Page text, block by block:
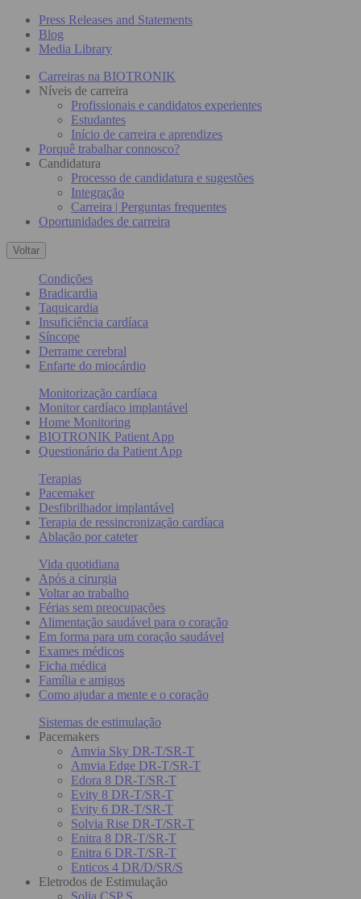
Press Releases and Statements
Blog
Media Library
Carreiras na BIOTRONIK
Níveis de carreira
Profissionais e candidatos experientes
Estudantes
Início de carreira e aprendizes
Porquê trabalhar connosco?
Candidatura
Processo de candidatura e sugestões
Integração
Carreira | Perguntas frequentes
Oportunidades de carreira
Voltar
Condições
Bradicardia
Taquicardia
Insuficiência cardíaca
Síncope
Derrame cerebral
Enfarte do miocárdio
Monitorização cardíaca
Monitor cardíaco implantável
Home Monitoring
BIOTRONIK Patient App
Questionário da Patient App
Terapias
Pacemaker
Desfibrilhador implantável
Terapia de ressincronização cardíaca
Ablação por cateter
Vida quotidiana
Após a cirurgia
Voltar ao trabalho
Férias sem preocupações
Alimentação saudável para o coração
Em forma para um coração saudável
Exames médicos
Ficha médica
Família e amigos
Como ajudar a mente e o coração
Sistemas de estimulação
Pacemakers
Amvia Sky DR-T/SR-T
Amvia Edge DR-T/SR-T
Edora 8 DR-T/SR-T
Evity 8 DR-T/SR-T
Evity 6 DR-T/SR-T
Solvia Rise DR-T/SR-T
Enitra 8 DR-T/SR-T
Enitra 6 DR-T/SR-T
Enticos 4 DR/D/SR/S
Eletrodos de Estimulação
Solia CSP S